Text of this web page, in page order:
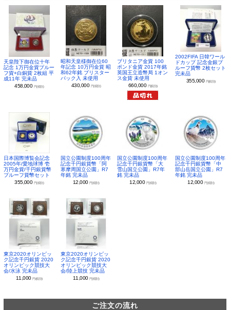
天皇陛下御在位十年
記念 1万円金貨プルー
フ貨+白銅貨 2枚組 平
成11年 完未品
458,000 円(税別)
昭和天皇様御在位60
年記念 10万円金貨 昭
和62年銘 ブリスター
パック入 未使用
430,000 円(税別)
ブリタニア金貨 100
ポンド金貨 2017年銘
英国王立造幣局 1オン
ス金貨 未使用
660,000 円(税別)
2002FIFA 日韓ワール
ドカップ 記念金銀プ
ルーフ貨幣 2枚セット
完未品
355,000 円(税別)
日本国際博覧会記念
2005年/愛地球博 壱
万円金貨/千円銀貨幣
プルーフ貨幣セット
355,000 円(税別)
国立公園制度100周年
記念千円銀貨幣「阿
寒摩周国立公園」R7
年銘 完未品
12,000 円(税別)
国立公園制度100周年
記念千円銀貨幣「大
雪山国立公園」R7年
銘 完未品
12,000 円(税別)
国立公園制度100周年
記念千円銀貨幣「中
部山岳国立公園」R7
年銘 完未品
12,000 円(税別)
東京2020オリンピッ
ク記念千円銀貨 2020
オリンピック競技大
会/水泳 完未品
11,000円(税別)
東京2020オリンピッ
ク記念千円銀貨 2020
オリンピック競技大
会/陸上競技 完未品
11,000 円(税別)
ご注文の流れ